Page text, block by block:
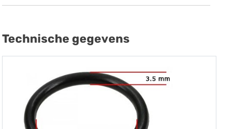
Technische gegevens